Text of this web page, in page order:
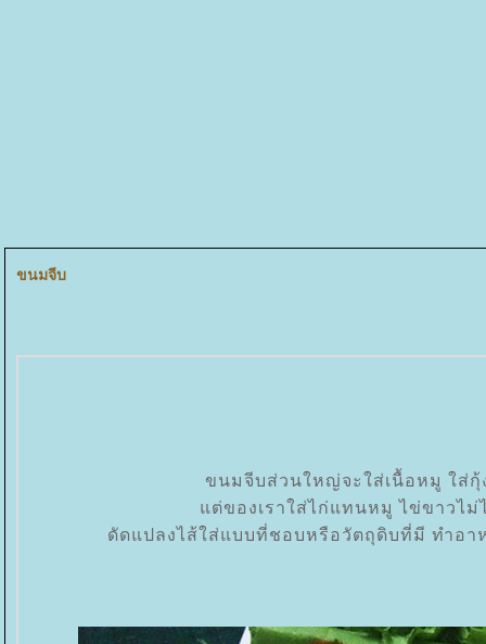
ขนมจีบ
ขนมจีบส่วนใหญ่จะใส่เนื้อหมู ใส่กุ้
ต่ของเราใส่ไก่แทนหมู ไข่ขาวไม่
ดัดแปลงไส้ใส่แบบที่ชอบหรือวัตถุดิบที่มี ทำอา